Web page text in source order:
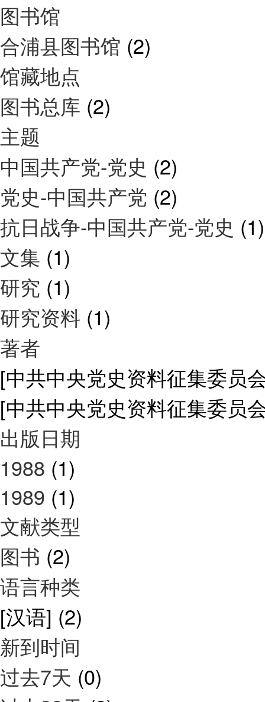
图书馆
合浦县图书馆 (2)
馆藏地点
图书总库 (2)
主题
中国共产党-党史 (2)
党史-中国共产党 (2)
抗日战争-中国共产党-党史 (1)
文集 (1)
研究 (1)
研究资料 (1)
著者
[中共中央党史资料征集委员
[中共中央党史资料征集委员
出版日期
1988 (1)
1989 (1)
文献类型
图书 (2)
语言种类
[汉语] (2)
新到时间
过去7天 (0)